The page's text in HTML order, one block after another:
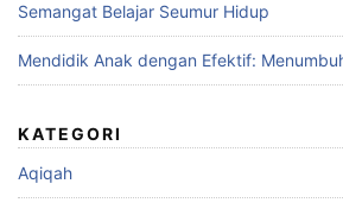
Semangat Belajar Seumur Hidup
Mendidik Anak dengan Efektif:
KATEGORI
Aqiqah